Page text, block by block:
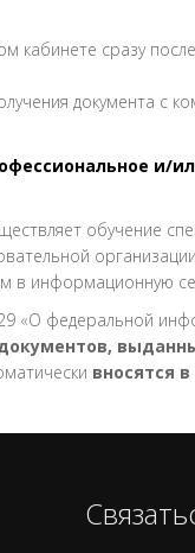
кабинете сразу
документа с
и/
обучение
в информационную
«О федеральной
вносятся